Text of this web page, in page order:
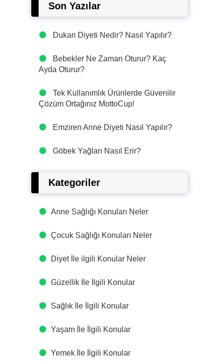
Son Yazılar
Dukan Diyeti Nedir? Nasıl Yapılır?
Bebekler Ne Zaman Oturur? Kaç
Ayda Oturur?
Tek Kullanımlık Ürünlerde Güvenilir
Çözüm Ortağınız MottoCup!
Emziren Anne Diyeti Nasıl Yapılır?
Göbek Yağları Nasıl Erir?
Kategoriler
Anne Sağlığı Konuları Neler
Çocuk Sağlığı Konuları Neler
Diyet İle ilgili Konular Neler
Güzellik İle İlgili Konular
Sağlık İle İlgili Konular
Yaşam İle İlgili Konular
Yemek İle İlgili Konular